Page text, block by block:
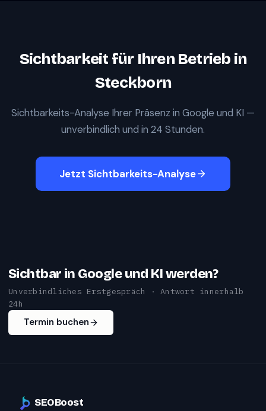
Sichtbarkeit für Ihren Betrieb in
Steckborn
Sichtbarkeits-Analyse Ihrer Präsenz in Google und KI —
unverbindlich und in 24 Stunden.
Jetzt Sichtbarkeits-Analyse
Sichtbar in Google und KI werden?
Unverbindliches Erstgespräch · Antwort innerhalb
24h
Termin buchen
SEOBoost